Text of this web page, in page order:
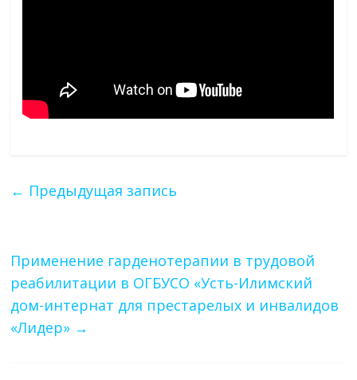
← Предыдущая запись
Применение гарденотерапии в трудовой
реабилитации в ОГБУСО «Усть-Илимский
дом-интернат для престарелых и инвалидов
«Лидер» →